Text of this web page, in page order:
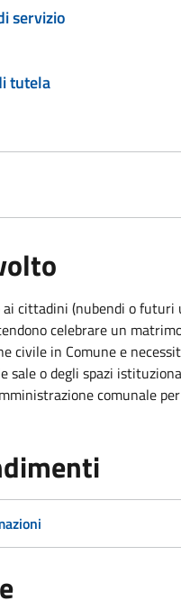
servizio
tutela
cittadini (nubendi o futuri
celebrare un
civile in Comune e
sale o degli spazi
comunale